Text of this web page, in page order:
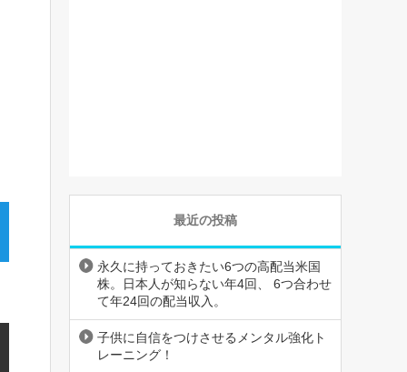
最近の投稿
永久に持っておきたい6つの高配当米国
株。日本人が知らない年4回、 6つ合わせ
て年24回の配当収入。
子供に自信をつけさせるメンタル強化ト
レーニング！